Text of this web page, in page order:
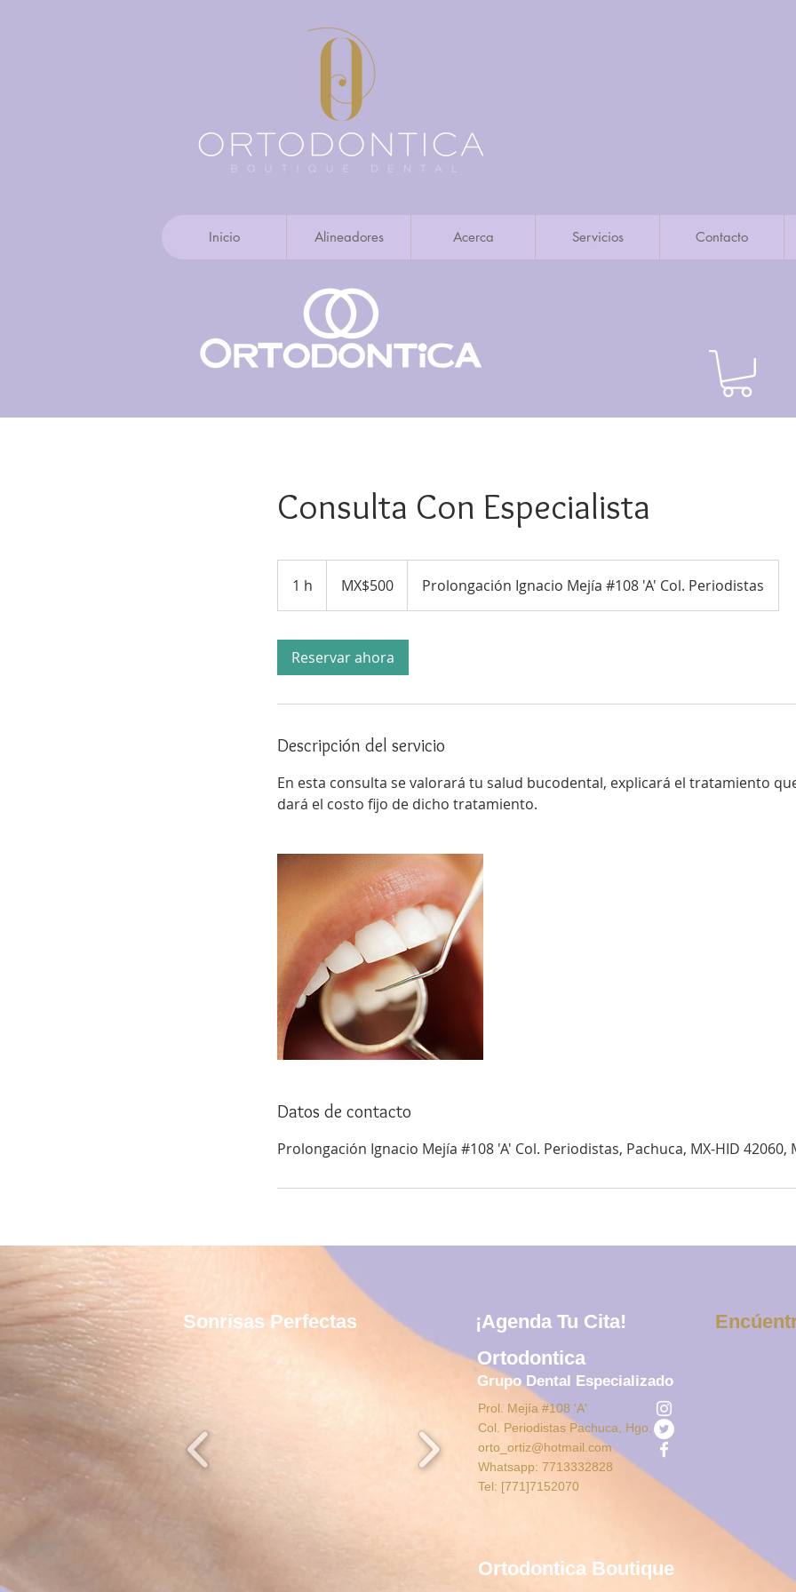
Inicio Alineadores Acerca Servicios Contacto
Consulta Con Especialista
1 h
pesosMX$500 Prolongación Ignacio Mejía #108 'A' Col. Periodistas
Reservar ahora
Descripción del servicio
En esta consulta se valorará tu salud bucodental, explicará el tratamiento
dará el costo fijo de dicho tratamiento.
Datos de contacto
Prolongación Ignacio Mejía #108 'A' Col. Periodistas, Pachuca, MX-HID 42060,
Sonrisas Perfectas ¡Agenda Tu Cita!
Prol. Mejía #108 'A'
Col. Periodistas Pachuca, Hgo.
orto_ortiz@hotmail.com
Whatsapp: 7713332828
Tel: [771]7152070
Ortodontica
Grupo Dental Especializado
Ortodontica Boutique